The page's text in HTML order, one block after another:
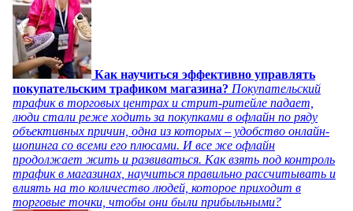
Как научиться эффективно управлять
покупательским трафиком магазина? Покупательский
трафик в торговых центрах и стрит-ритейле падает,
люди стали реже ходить за покупками в офлайн по ряду
объективных причин, одна из которых – удобство онлайн-
шопинга со всеми его плюсами. И все же офлайн
продолжает жить и развиваться. Как взять под контроль
трафик в магазинах, научиться правильно рассчитывать и
влиять на то количество людей, которое приходит в
торговые точки, чтобы они были прибыльными?